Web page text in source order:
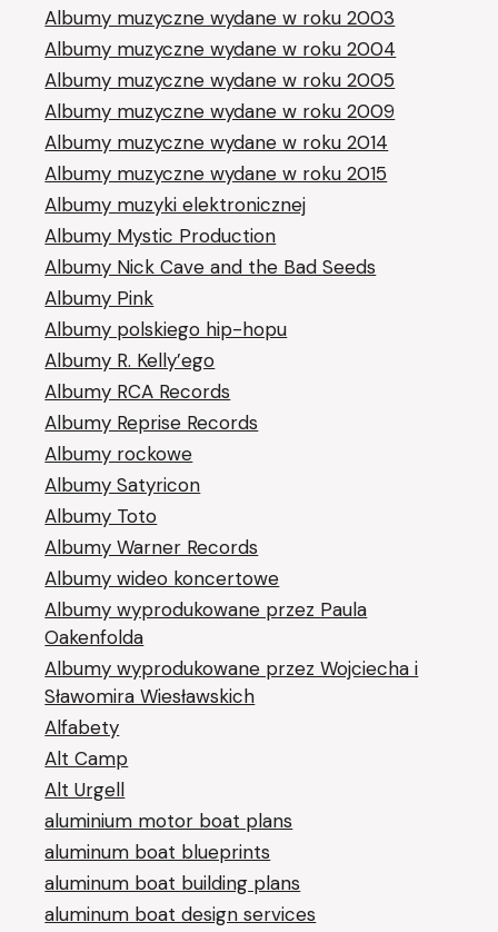
Albumy muzyczne wydane w roku 2003
Albumy muzyczne wydane w roku 2004
Albumy muzyczne wydane w roku 2005
Albumy muzyczne wydane w roku 2009
Albumy muzyczne wydane w roku 2014
Albumy muzyczne wydane w roku 2015
Albumy muzyki elektronicznej
Albumy Mystic Production
Albumy Nick Cave and the Bad Seeds
Albumy Pink
Albumy polskiego hip-hopu
Albumy R. Kelly’ego
Albumy RCA Records
Albumy Reprise Records
Albumy rockowe
Albumy Satyricon
Albumy Toto
Albumy Warner Records
Albumy wideo koncertowe
Albumy wyprodukowane przez Paula
Oakenfolda
Albumy wyprodukowane przez Wojciecha i
Sławomira Wiesławskich
Alfabety
Alt Camp
Alt Urgell
aluminium motor boat plans
aluminum boat blueprints
aluminum boat building plans
aluminum boat design services